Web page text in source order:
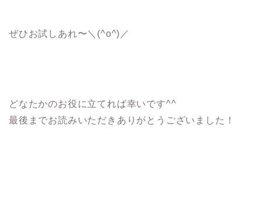
ぜひお試しあれ〜＼(^o^)／
どなたかのお役に立てれば幸いです^^
最後までお読みいただきありがとうございました！